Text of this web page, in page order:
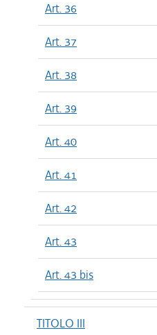
Art. 36
Art. 37
Art. 38
Art. 39
Art. 40
Art. 41
Art. 42
Art. 43
Art. 43 bis
TITOLO III